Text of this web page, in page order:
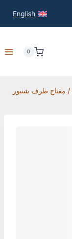
English
0
/ مفتاح ظرف شنيور